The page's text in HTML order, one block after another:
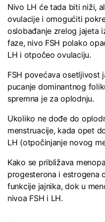
Nivo LH će tada biti niži,
ovulacije i omogućiti
oslobađanje zrelog jajeta
faze, nivo FSH polako
LH i otpočeo ovulaciju.
FSH povećava osetljivost
pucanje dominantnog
spremna je za oplodnju.
Ukoliko ne dođe do
menstruacije, kada opet
LH (otpočinjanje novog
Kako se približava
progesterona i estrogena
funkcije jajnika, dok u
nivoa FSH i LH.